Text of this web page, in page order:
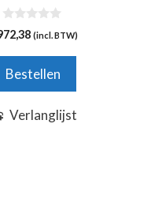
0
v
5
(incl. BTW)
Bestellen
Verlanglijst